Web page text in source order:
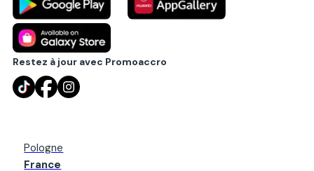
Partenariat B2B
Blog
Contact
Restez à jour avec Promoaccro
Pologne
France